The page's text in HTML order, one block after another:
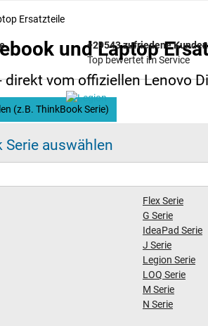
und Laptop
direkt vom offiziellen Lenovo
(z.B. ThinkBook Serie)
+29543 zufriedene Kunden
Top bewertet im Service
auswählen
Flex Serie
G Serie
IdeaPad Serie
J Serie
Legion Serie
LOQ Serie
M Serie
N Serie